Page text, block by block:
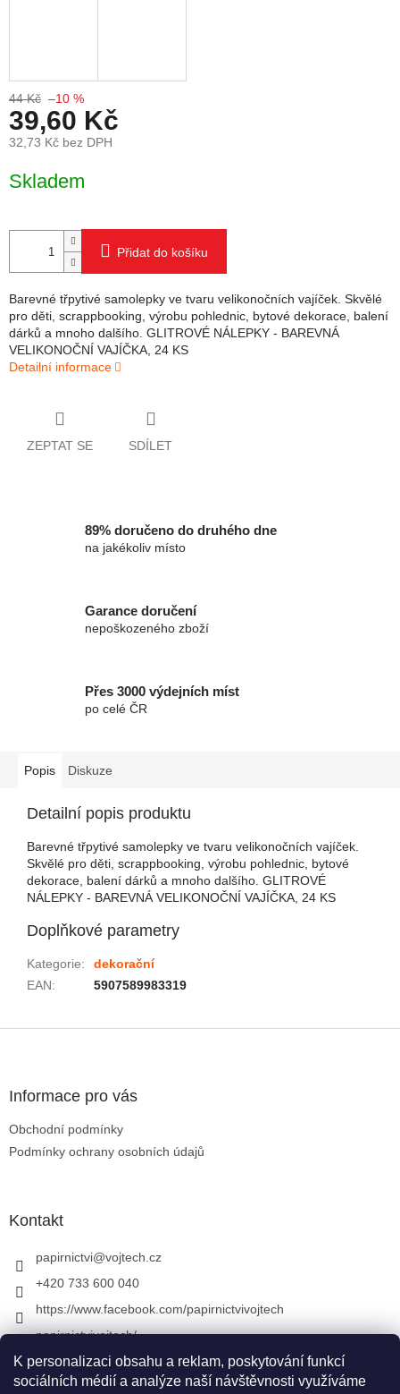
K personalizaci obsahu a reklam, poskytování funkcí
sociálních médií a analýze naší návštěvnosti využíváme
44 Kč –10 %
39,60 Kč
32,73 Kč bez DPH
Skladem
Přidat do košíku
Barevné třpytivé samolepky ve tvaru velikonočních vajíček. Skvělé
pro děti, scrappbooking, výrobu pohlednic, bytové dekorace, balení
dárků a mnoho dalšího. GLITROVÉ NÁLEPKY - BAREVNÁ
VELIKONOČNÍ VAJÍČKA, 24 KS
Detailní informace
ZEPTAT SE SDÍLET
89% doručeno do druhého dne
na jakékoliv místo
Garance doručení
nepoškozeného zboží
Přes 3000 výdejních míst
po celé ČR
Popis Diskuze
Detailní popis produktu
Barevné třpytivé samolepky ve tvaru velikonočních vajíček.
Skvělé pro děti, scrappbooking, výrobu pohlednic, bytové
dekorace, balení dárků a mnoho dalšího. GLITROVÉ
NÁLEPKY - BAREVNÁ VELIKONOČNÍ VAJÍČKA, 24 KS
Doplňkové parametry
Kategorie:
dekorační
EAN: 5907589983319
Informace pro vás
Obchodní podmínky
Podmínky ochrany osobních údajů
Kontakt
papirnictvi@vojtech.cz
+420 733 600 040
https://www.facebook.com/papirnictvivojtech
papirnictvivojtech/
+420 733 600 040